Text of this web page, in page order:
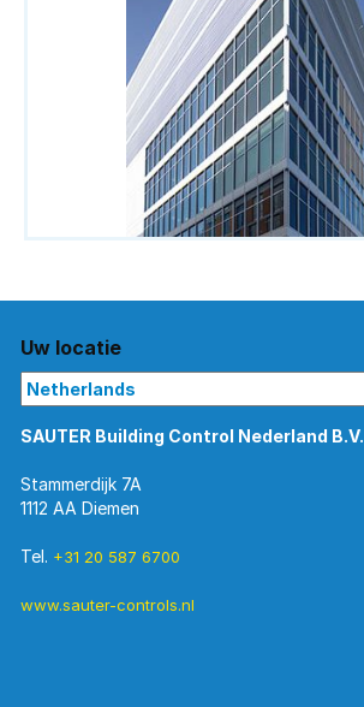
Uw locatie
SAUTER Building Control Nederland B.V.
Stammerdijk 7A
1112 AA Diemen
Tel. +31 20 587 6700
www.sauter-controls.nl